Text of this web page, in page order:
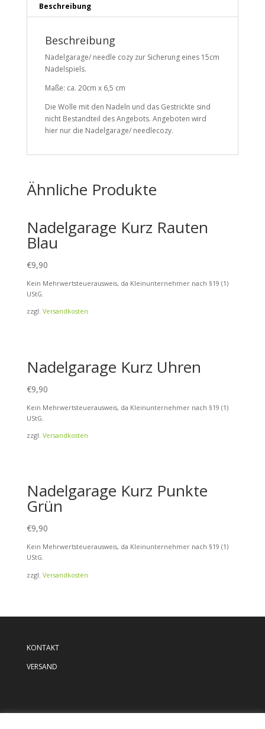
Beschreibung
Beschreibung
Nadelgarage/ needle cozy zur Sicherung eines 15cm
Nadelspiels.
Maße: ca. 20cm x 6,5 cm
Die Wolle mit den Nadeln und das Gestrickte sind
nicht Bestandteil des Angebots. Angeboten wird
hier nur die Nadelgarage/ needlecozy.
Ähnliche Produkte
Nadelgarage Kurz Rauten
Blau
€9,90
Kein Mehrwertsteuerausweis, da Kleinunternehmer nach §19 (1)
UStG.
zzgl. Versandkosten
Nadelgarage Kurz Uhren
€9,90
Kein Mehrwertsteuerausweis, da Kleinunternehmer nach §19 (1)
UStG.
zzgl. Versandkosten
Nadelgarage Kurz Punkte
Grün
€9,90
Kein Mehrwertsteuerausweis, da Kleinunternehmer nach §19 (1)
UStG.
zzgl. Versandkosten
KONTAKT
VERSAND